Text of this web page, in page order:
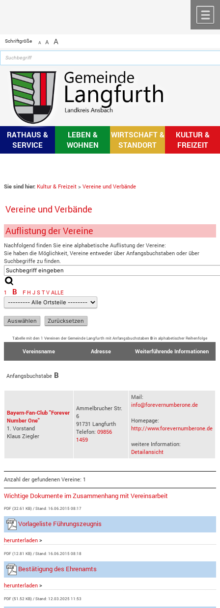
Schriftgröße A A A
RATHAUS &
SERVICE
LEBEN &
WOHNEN
WIRTSCHAFT &
STANDORT
KULTUR &
FREIZEIT
Sie sind hier: Kultur & Freizeit >Vereine und Verbände
Vereine und Verbände
Auflistung der Vereine
Nachfolgend finden Sie eine alphabetische Auflistung der Vereine:
Sie haben die Möglichkeit, Vereine entweder über Anfangsbuchstaben oder über
Suchbegriffe zu finden.
1 B F H J S T V ALLE
Tabelle mit den 1 Vereinen der Gemeinde Langfurth mit AnfangsbuchstabenBin alphabetischer Reihenfolge
Vereinsname Adresse Weiterführende Informationen
Anfangsbuchstabe B
Bayern-Fan-Club "Forever
Number One"
1. Vorstand
Klaus Ziegler
Ammelbrucher Str.
6
91731 Langfurth
Telefon:09856
1459
Mail:
info@forevernumberone.de
Homepage:
http://www.forevernumberone.de
weitere Information:
Detailansicht
Anzahl der gefundenen Vereine: 1
Wichtige Dokumente im Zusammenhang mit Vereinsarbeit
PDF (32.61 KB) Stand: 16.06.2015 08:17
Vorlageliste Führungszeugnis
herunterladen >
PDF (12.81 KB) Stand: 16.06.2015 08:18
Bestätigung des Ehrenamts
herunterladen >
PDF (51.52 KB) Stand: 12.03.2025 11:53